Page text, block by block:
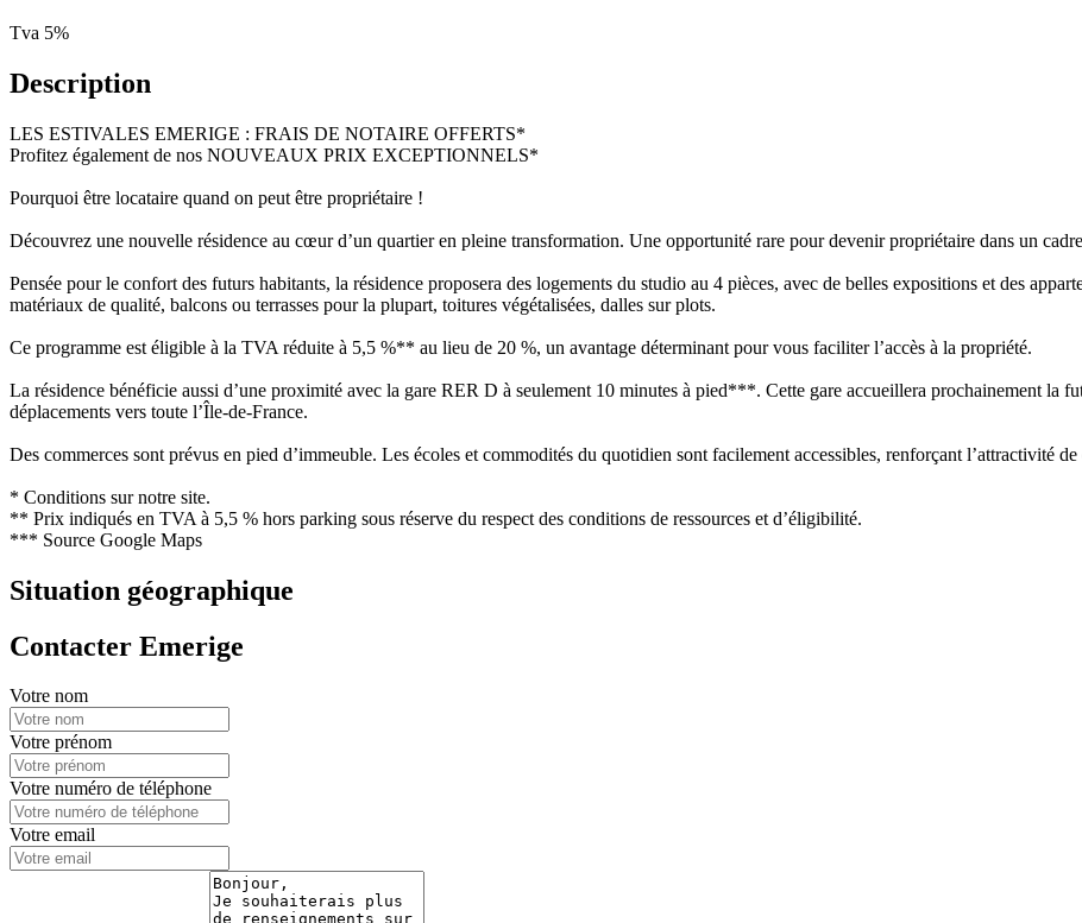
Tva 5%
Description
LES ESTIVALES EMERIGE : FRAIS DE NOTAIRE OFFERTS*
Profitez également de nos NOUVEAUX PRIX EXCEPTIONNELS*
Pourquoi être locataire quand on peut être propriétaire !
Découvrez une nouvelle résidence au cœur d’un quartier en pleine transformation. Une opportunité rare pour devenir propriétaire dans un
Pensée pour le confort des futurs habitants, la résidence proposera des logements du studio au 4 pièces, avec de belles expositions et des
matériaux de qualité, balcons ou terrasses pour la plupart, toitures végétalisées, dalles sur plots.
Ce programme est éligible à la TVA réduite à 5,5 %** au lieu de 20 %, un avantage déterminant pour vous faciliter l’accès à la propriété.
La résidence bénéficie aussi d’une proximité avec la gare RER D à seulement 10 minutes à pied***. Cette gare accueillera prochainement la
déplacements vers toute l’Île-de-France.
Des commerces sont prévus en pied d’immeuble. Les écoles et commodités du quotidien sont facilement accessibles, renforçant l’attractivité de
* Conditions sur notre site.
** Prix indiqués en TVA à 5,5 % hors parking sous réserve du respect des conditions de ressources et d’éligibilité.
*** Source Google Maps
Situation géographique
Contacter Emerige
Votre nom
Votre prénom
Votre numéro de téléphone
Votre email